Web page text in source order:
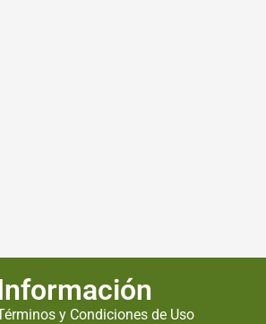
y Condiciones de Uso